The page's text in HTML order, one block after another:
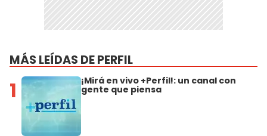
MÁS LEÍDAS DE PERFIL
1 ¡Mirá en vivo +Perfil!: un canal con
gente que piensa